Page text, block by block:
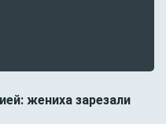
жениха зарезали